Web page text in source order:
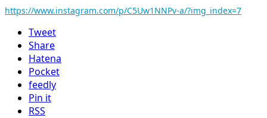
https://www.instagram.com/p/C5Uw1NNPv-a/?img_index=7
Tweet
Share
Hatena
Pocket
feedly
Pin it
RSS